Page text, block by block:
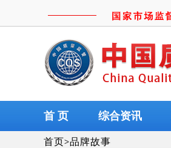
首 页 综合资讯
首页>品牌故事